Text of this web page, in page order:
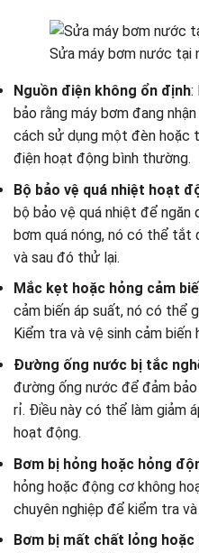
Sửa máy bơm nước tại
Nguồn điện không ổn định:
bảo rằng máy bơm đang
cách sử dụng một đèn hoặc
điện hoạt động bình thường.
Bộ bảo vệ quá nhiệt hoạt
bộ bảo vệ quá nhiệt để ngăn
bơm quá nóng, nó có thể tắt
và sau đó thử lại.
Mắc kẹt hoặc hỏng cảm
cảm biến áp suất, nó có thể
Kiểm tra và vệ sinh cảm
Đường ống nước bị tắc
đường ống nước để đảm
rỉ. Điều này có thể làm giảm
hoạt động.
Bơm bị hỏng hoặc hỏng
hỏng hoặc động cơ không
chuyên nghiệp để kiểm tra
Bơm bị mất chất lỏng